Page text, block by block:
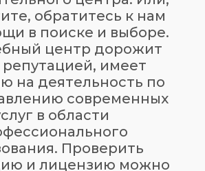
обратитесь к нам
в поиске и выборе.
центр дорожит
репутацией, имеет
на деятельность по
современных
в области
Проверить
и лицензию можно